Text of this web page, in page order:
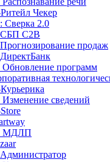
Чекер
Сверка 2.0
C2B
продаж
Обновление программ
сведений
МДЛП